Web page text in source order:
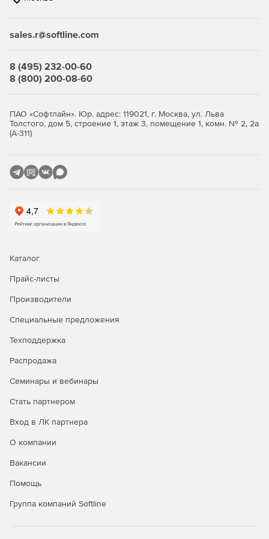
связанные с соблюдением нормативных актов.
Безопасность виртуальной среды и
рабочих столов
Легковесные агенты снижают потребление ресурсов
виртуализации до 30%, обеспечивая оптимизацию
Поддержка широкого спектра платформ
виртуализации серверов и инфраструктур VDI.
сервисов.
Управление всеми аспектами безопасности удобно и
Автоматизация политики безопасности и
среды.
облачных сред и успешно отражайте самые сложные
атаки.
sales.r@softline.com
8 (495) 232-00-60
8 (800) 200-08-60
ПАО «Софтлайн». Юр. адрес: 119021, г. Москва, ул. Льва
Толстого, дом 5, строение 1, этаж 3, помещение 1, комн. № 2, 2а
(А-311)
Каталог
Прайс-листы
Производители
Специальные предложения
Техподдержка
Распродажа
Семинары и вебинары
Стать партнером
Вход в ЛК партнера
О компании
Вакансии
Помощь
Группа компаний Softline